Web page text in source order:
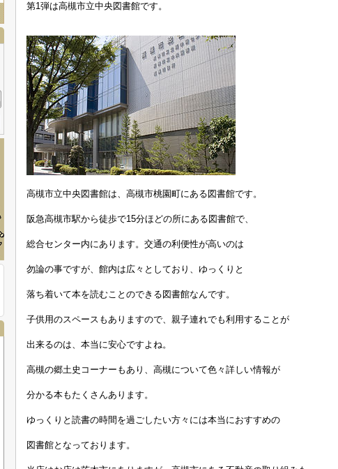
第1弾は高槻市立中央図書館です。
高槻市立中央図書館は、高槻市桃園町にある図書館です。
阪急高槻市駅から徒歩で15分ほどの所にある図書館で、
総合センター内にあります。交通の利便性が高いのは
勿論の事ですが、館内は広々としており、ゆっくりと
落ち着いて本を読むことのできる図書館なんです。
子供用のスペースもありますので、親子連れでも利用することが
出来るのは、本当に安心ですよね。
高槻の郷土史コーナーもあり、高槻について色々詳しい情報が
分かる本もたくさんあります。
ゆっくりと読書の時間を過ごしたい方々には本当におすすめの
図書館となっております。